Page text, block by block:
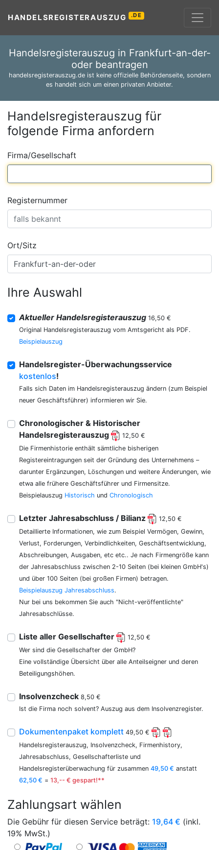
HANDELSREGISTERAUSZUG .DE
Handelsregisterauszug in Frankfurt-an-der-
oder beantragen
handelsregisterauszug.de ist keine offizielle Behördenseite, sondern
es handelt sich um einen privaten Anbieter.
Handelsregisterauszug für
folgende Firma anfordern
Firma/Gesellschaft
Registernummer
Ort/Sitz
Ihre Auswahl
Aktueller Handelsregisterauszug 16,50 €
Original Handelsregisterauszug vom Amtsgericht als PDF.
Beispielauszug
Handelsregister-Überwachungsservice
kostenlos!
Falls sich Daten im Handelsregisterauszug ändern (zum Beispiel
neuer Geschäftsführer) informieren wir Sie.
Chronologischer & Historischer
Handelsregisterauszug
12,50 €
Die Firmenhistorie enthält sämtliche bisherigen
Registereintragungen seit der Gründung des Unternehmens –
darunter Ergänzungen, Löschungen und weitere Änderungen, wie
etwa alle frühere Geschäftsführer und Firmensitze.
Beispielauszug Historisch und Chronologisch
Letzter Jahresabschluss / Bilianz
12,50 €
Detaillierte Informationen, wie zum Beispiel Vermögen, Gewinn,
Verlust, Forderungen, Verbindlichkeiten, Geschäftsentwicklung,
Abschreibungen, Ausgaben, etc etc.. Je nach Firmengröße kann
der Jahresabschluss zwischen 2-10 Seiten (bei kleinen GmbH's)
und über 100 Seiten (bei großen Firmen) betragen.
Beispielauszug Jahresabschluss.
Nur bei uns bekommen Sie auch "Nicht-veröffentlichte"
Jahresabschlüsse.
Liste aller Gesellschafter
12,50 €
Wer sind die Gesellschafter der GmbH?
Eine vollständige Übersicht über alle Anteilseigner und deren
Beteiligungshöhen.
Insolvenzcheck 8,50 €
Ist die Firma noch solvent? Auszug aus dem Insolvenzregister.
Dokumentenpaket komplett 49,50 €
Handelsregisterauszug, Insolvenzcheck, Firmenhistory,
Jahresabschluss, Gesellschafterliste und
Handelsregisterüberwachung für zusammen 49,50 € anstatt
62,50 € = 13,-- € gespart!**
Zahlungsart wählen
Die Gebühr für diesen Service beträgt: 19,64 € (inkl.
19% MwSt.)